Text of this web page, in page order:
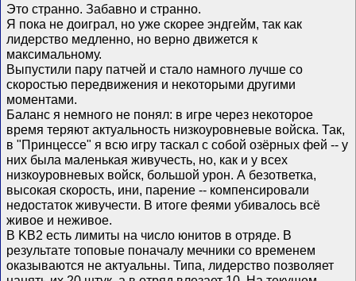
Это странно. Забавно и странно.
Я пока не доиграл, но уже скорее эндгейм, так как
лидерство медленно, но верно движется к
максимальному.
Выпустили пару патчей и стало намного лучше со
скоростью передвижения и некоторыми другими
моментами.
Баланс я немного не понял: в игре через некоторое
время теряют актуальность низкоуровневые войска. Так,
в "Принцессе" я всю игру таскал с собой озёрных фей -- у
них была маленькая живучесть, но, как и у всех
низкоуровневых войск, большой урон. А безответка,
высокая скорость, ини, парение -- компенсировали
недостаток живучести. В итоге феями убивалось всё
живое и неживое.
В KB2 есть лимиты на число юнитов в отряде. В
результате топовые поначалу мечники со временем
оказываются не актуальны. Типа, лидерство позволяет